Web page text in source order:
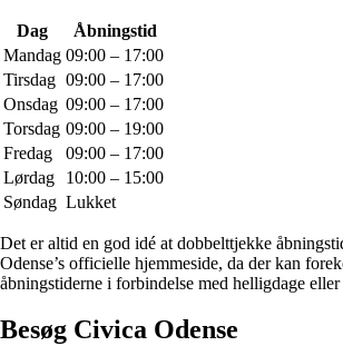
Dag
Åbningstid
Mandag 09:00 – 17:00
Tirsdag 09:00 – 17:00
Onsdag 09:00 – 17:00
Torsdag 09:00 – 19:00
Fredag
09:00 – 17:00
Lørdag
10:00 – 15:00
Søndag Lukket
Det er altid en god idé at dobbelttjekke
Odense’s officielle hjemmeside, da der kan
åbningstiderne i forbindelse med helligdage
Besøg Civica Odense